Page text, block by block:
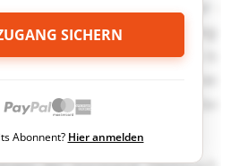
SICHERN
Abonnent? Hier anmelden